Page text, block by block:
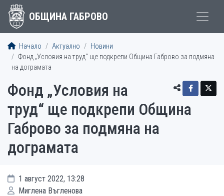
ОБЩИНА ГАБРОВО
Начало Актуално
Новини
Фонд „Условия на труд“ ще подкрепи Община Габрово за подмяна
на дограмата
Фонд „Условия на
труд“ ще подкрепи Община
Габрово за подмяна на
дограмата
1 август 2022, 13:28
Миглена Въгленова